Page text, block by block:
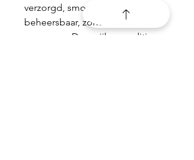
verzorgd, smooth en
beheersbaar, zonder het te
verzwaren. Deze rijke conditioner